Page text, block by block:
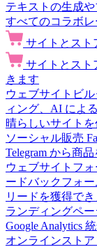
テキストの生成
すべてのコラボ
サイトとスト
サイトとスト
きます
ウェブサイトビル
ィング、AI によ
晴らしいサイト
ソーシャル販売
Telegram から商
ウェブサイトフォ
ードバックフォ
リードを獲得でき
ランディングペー
Google Analytics
オンラインストア